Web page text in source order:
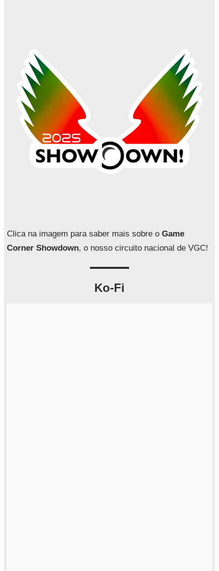
Clica na imagem para saber mais sobre o Game
Corner Showdown, o nosso circuito nacional de VGC!
Ko-Fi